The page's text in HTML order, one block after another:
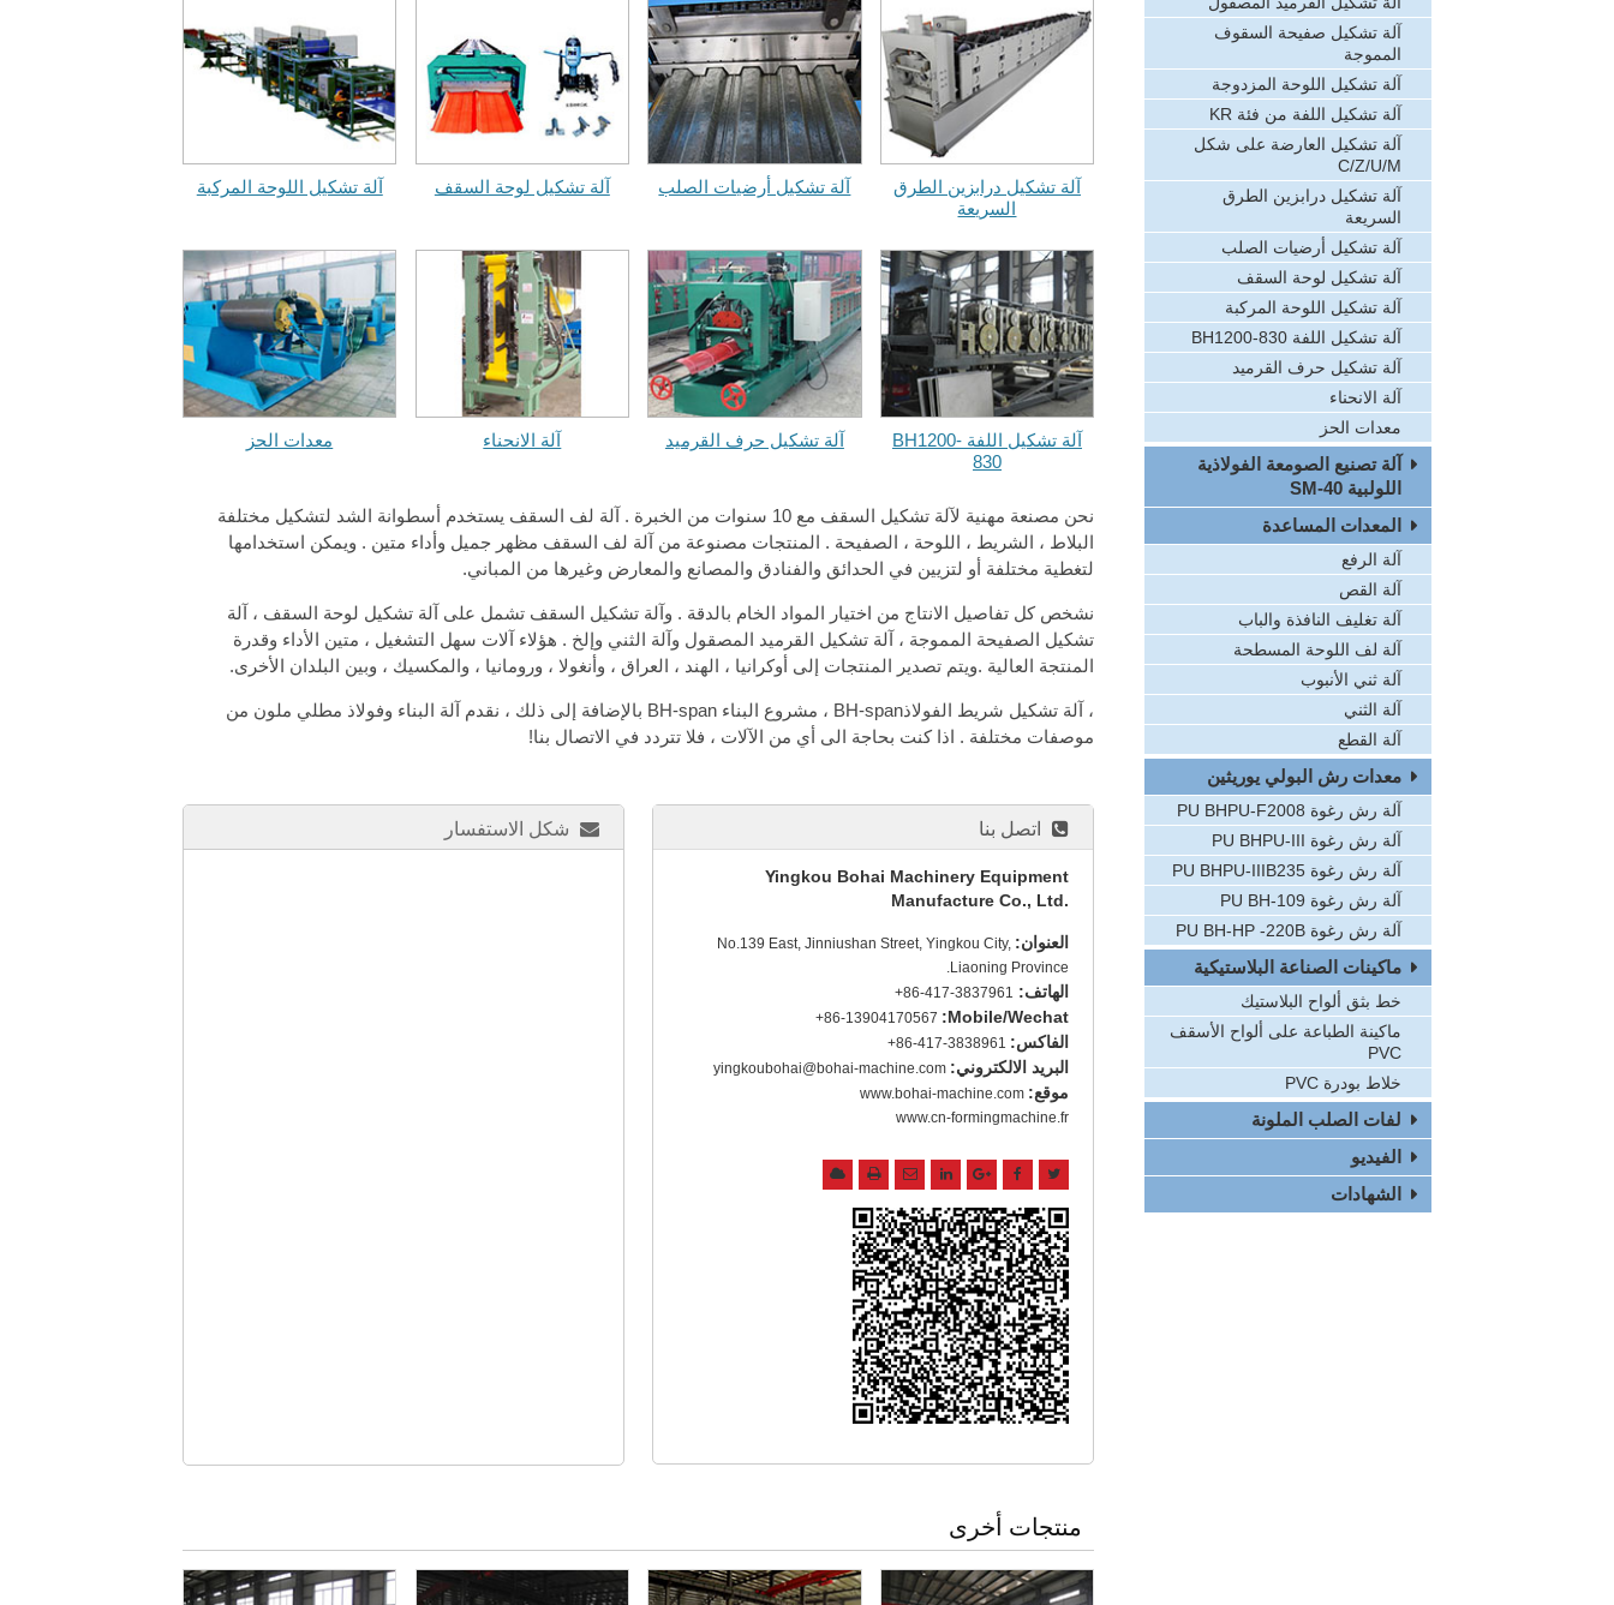
آلة تشكيل درابزين الطرق
السريعة
آلة تشكيل أرضيات الصلب آلة تشكيل لوحة السقف آلة تشكيل اللوحة المركبة
آلة تشكيل اللفة BH1200-
830
آلة تشكيل حرف القرميد آلة الانحناء معدات الحز
نحن مصنعة مهنية لآلة تشكيل السقف مع 10 سنوات من الخبرة . آلة لف السقف يستخدم أسطوانة الشد لتشكيل مختلفة
البلاط ، الشريط ، اللوحة ، الصفيحة . المنتجات مصنوعة من آلة لف السقف مظهر جميل وأداء متين . ويمكن استخدامها
لتغطية مختلفة أو لتزيين في الحدائق والفنادق والمصانع والمعارض وغيرها من المباني.
نشخص كل تفاصيل الانتاج من اختيار المواد الخام بالدقة . وآلة تشكيل السقف تشمل على آلة تشكيل لوحة السقف ، آلة
تشكيل الصفيحة المموجة ، آلة تشكيل القرميد المصقول وآلة الثني وإلخ . هؤلاء آلات سهل التشغيل ، متين الأداء وقدرة
المنتجة العالية .ويتم تصدير المنتجات إلى أوكرانيا ، الهند ، العراق ، وأنغولا ، ورومانيا ، والمكسيك ، وبين البلدان الأخرى.
، آلة تشكيل شريط الفولاذBH-span ، مشروع البناء BH-span بالإضافة إلى ذلك ، نقدم آلة البناء وفولاذ مطلي ملون من
موصفات مختلفة . اذا كنت بحاجة الى أي من الآلات ، فلا تتردد في الاتصال بنا!
شكل الاستفسار اتصل بنا
Yingkou Bohai Machinery Equipment
Manufacture Co., Ltd.
العنوان: No.139 East, Jinniushan Street, Yingkou City,
Liaoning Province.
الهاتف: +86-417-3837961
Mobile/Wechat:
+86-13904170567
الفاكس: +86-417-3838961
البريد الالكتروني: yingkoubohai@bohai-machine.com
موقع:
www.cn-formingmachine.fr
منتجات أخرى
آلة تشكيل صفيحة السقوف
المموجة
آلة تشكيل اللوحة المزدوجة
آلة تشكيل اللفة من فئة KR
آلة تشكيل العارضة على شكل
C/Z/U/M
آلة تشكيل درابزين الطرق
السريعة
آلة تشكيل أرضيات الصلب
آلة تشكيل لوحة السقف
آلة تشكيل اللوحة المركبة
آلة تشكيل اللفة BH1200-830
آلة تشكيل حرف القرميد
آلة الانحناء
معدات الحز
آلة تصنيع الصومعة الفولاذية
اللولبية SM-40
المعدات المساعدة
آلة الرفع
آلة القص
آلة تغليف النافذة والباب
آلة لف اللوحة المسطحة
آلة ثني الأنبوب
آلة الثني
آلة القطع
معدات رش البولي يوريثين
آلة رش رغوة PU BHPU-F2008
آلة رش رغوة PU BHPU-III
آلة رش رغوة PU BHPU-IIIB235
آلة رش رغوة PU BH-109
آلة رش رغوة PU BH-HP -220B
ماكينات الصناعة البلاستيكية
خط بثق ألواح البلاستيك
ماكينة الطباعة على ألواح الأسقف
PVC
خلاط بودرة PVC
لفات الصلب الملونة
الفيديو
الشهادات